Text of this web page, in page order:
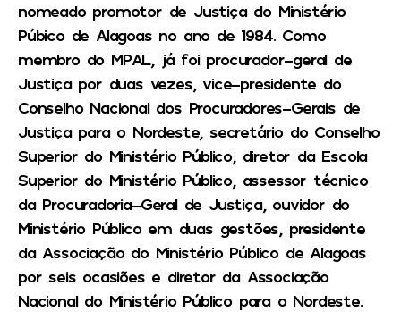
nomeado promotor de Justiça do Ministério
Púbico de Alagoas no ano de 1984. Como
membro do MPAL, já foi procurador-geral de
Justiça por duas vezes, vice-presidente do
Conselho Nacional dos Procuradores-Gerais de
Justiça para o Nordeste, secretário do Conselho
Superior do Ministério Público, diretor da Escola
Superior do Ministério Público, assessor técnico
da Procuradoria-Geral de Justiça, ouvidor do
Ministério Público em duas gestões, presidente
da Associação do Ministério Público de Alagoas
por seis ocasiões e diretor da Associação
Nacional do Ministério Público para o Nordeste.